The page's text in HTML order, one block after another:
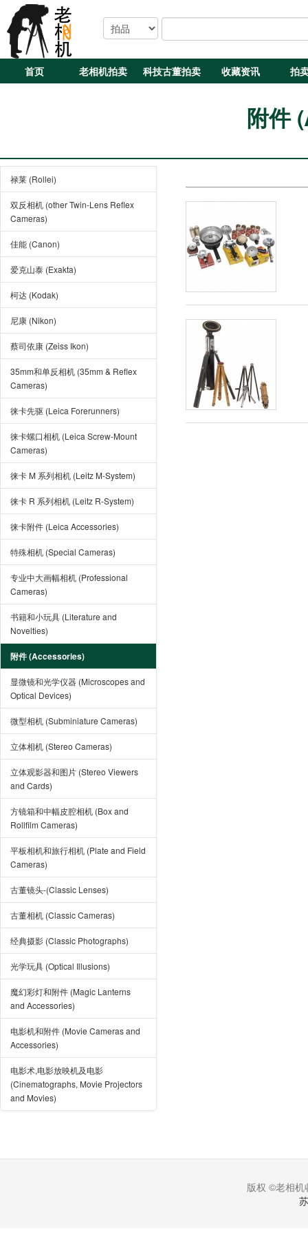
首页 老相机拍卖 科技古董拍卖 收藏资讯 拍
附件
禄莱 (Rollei)
双反相机 (other Twin-Lens Reflex
Cameras)
佳能 (Canon)
爱克山泰 (Exakta)
柯达 (Kodak)
尼康 (Nikon)
蔡司依康 (Zeiss Ikon)
35mm和单反相机 (35mm & Reflex
Cameras)
徕卡先驱 (Leica Forerunners)
徕卡螺口相机 (Leica Screw-Mount
Cameras)
徕卡 M 系列相机 (Leitz M-System)
徕卡 R 系列相机 (Leitz R-System)
徕卡附件 (Leica Accessories)
特殊相机 (Special Cameras)
专业中大画幅相机 (Professional
Cameras)
书籍和小玩具 (Literature and
Novelties)
附件 (Accessories)
显微镜和光学仪器 (Microscopes and
Optical Devices)
微型相机 (Subminiature Cameras)
立体相机 (Stereo Cameras)
立体观影器和图片 (Stereo Viewers
and Cards)
方镜箱和中幅皮腔相机 (Box and
Rollfilm Cameras)
平板相机和旅行相机 (Plate and Field
Cameras)
古董镜头-(Classic Lenses)
古董相机 (Classic Cameras)
经典摄影 (Classic Photographs)
光学玩具 (Optical Illusions)
魔幻彩灯和附件 (Magic Lanterns
and Accessories)
电影机和附件 (Movie Cameras and
Accessories)
电影术,电影放映机及电影
(Cinematographs, Movie Projectors
and Movies)
版权 ©老相